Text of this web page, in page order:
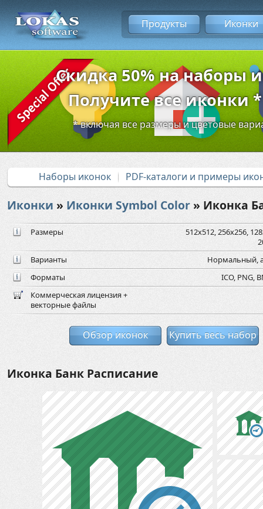
Продукты Иконки
Скидка 50% на наборы
Получите все иконки
* включая все размеры и цветовые
Наборы иконок PDF-каталоги и примеры
Иконки » Иконки Symbol Color » Иконка
Размеры
512x512, 256x256,
Варианты
Нормальный,
Форматы
ICO, PNG,
Коммерческая лицензия +
векторные файлы
Обзор иконок Купить весь набор
Иконка Банк Расписание